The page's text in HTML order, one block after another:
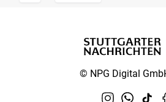
© NPG Digital